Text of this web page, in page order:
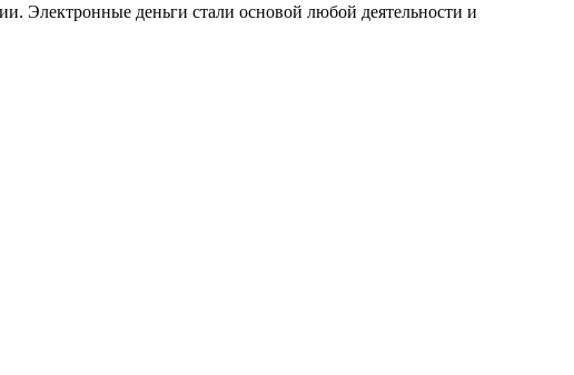
Электронные деньги стали основой любой деятельности и